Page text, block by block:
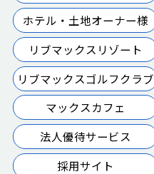
ホテル・土地オーナー様
リブマックスリゾート
リブマックスゴルフクラブ
マックスカフェ
法人優待サービス
採用サイト